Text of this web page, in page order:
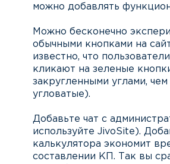
можно добавлять
Можно бесконечно
обычными кнопками на
известно, что
кликают на зеленые
закругленными углами,
угловатые).
Добавьте чат с
используйте JivoSite).
калькулятора экономит
составлении КП. Так вы